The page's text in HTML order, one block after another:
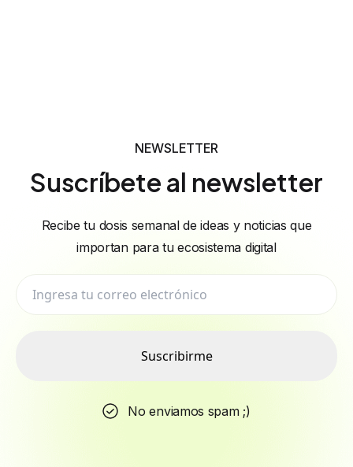
NEWSLETTER
Suscríbete al newsletter
Recibe tu dosis semanal de ideas y noticias que
importan para tu ecosistema digital
Suscribirme
No enviamos spam ;)